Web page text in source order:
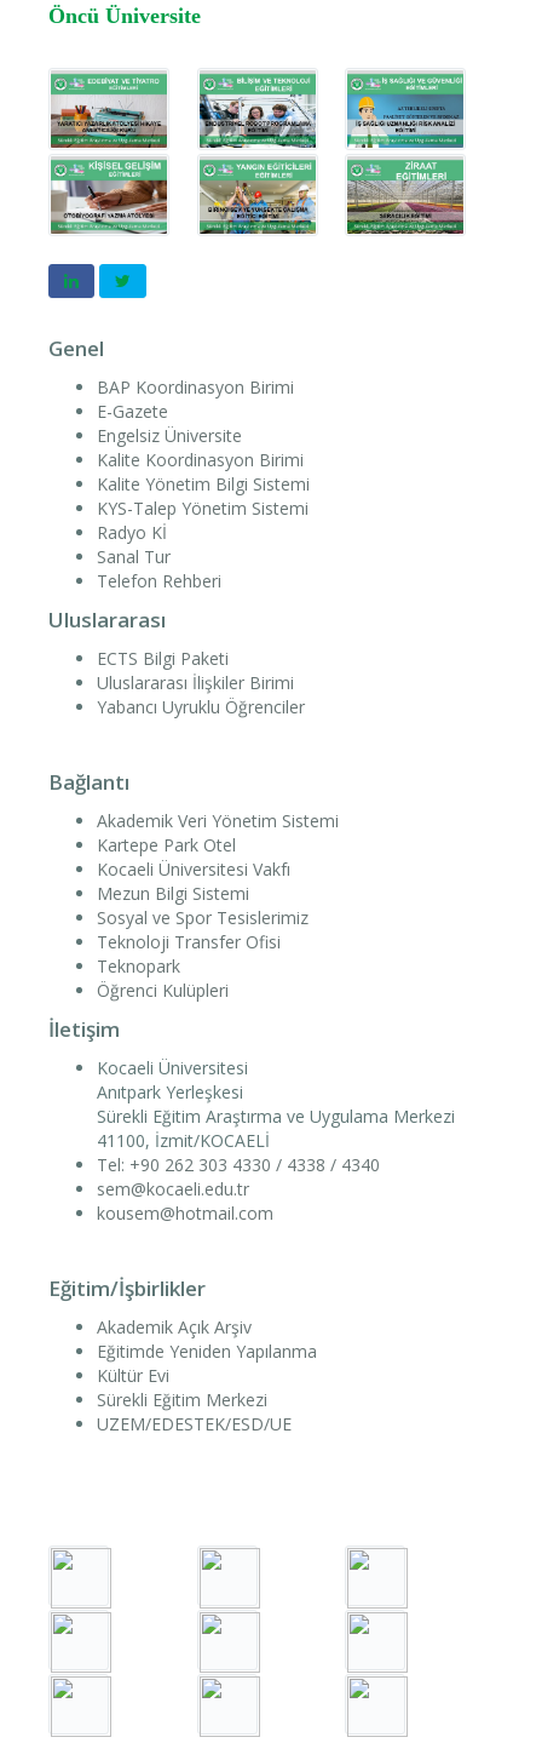
Öncü Üniversite
Genel
BAP Koordinasyon Birimi
E-Gazete
Engelsiz Üniversite
Kalite Koordinasyon Birimi
Kalite Yönetim Bilgi Sistemi
KYS-Talep Yönetim Sistemi
Radyo Kİ
Sanal Tur
Telefon Rehberi
Uluslararası
ECTS Bilgi Paketi
Uluslararası İlişkiler Birimi
Yabancı Uyruklu Öğrenciler
Bağlantı
Akademik Veri Yönetim Sistemi
Kartepe Park Otel
Kocaeli Üniversitesi Vakfı
Mezun Bilgi Sistemi
Sosyal ve Spor Tesislerimiz
Teknoloji Transfer Ofisi
Teknopark
Öğrenci Kulüpleri
İletişim
Kocaeli Üniversitesi
Anıtpark Yerleşkesi
Sürekli Eğitim Araştırma ve Uygulama Merkezi
41100, İzmit/KOCAELİ
Tel: +90 262 303 4330 / 4338 / 4340
sem@kocaeli.edu.tr
kousem@hotmail.com
Eğitim/İşbirlikler
Akademik Açık Arşiv
Eğitimde Yeniden Yapılanma
Kültür Evi
Sürekli Eğitim Merkezi
UZEM/EDESTEK/ESD/UE